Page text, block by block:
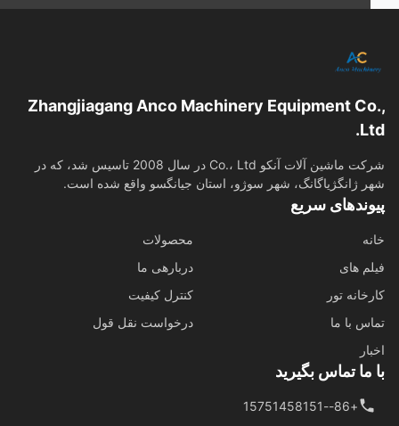
Zhangjiagang Anco Machinery Equipment
شرکت ماشین آلات آنکو Co.، Ltd در سال 2008 تاسیس شد، که در
ژانگژیاگانگ، شهر سوژو، استان جیانگسو واقع شده است.
سریع
محصولات
های
دربارهی ما
تور
کنترل کیفیت
با ما
درخواست نقل قول
ما تماس بگیرید